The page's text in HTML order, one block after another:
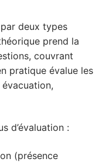
deux types
prend la
couvrant
pratique évalue les
évacuation,
d’évaluation :
(présence